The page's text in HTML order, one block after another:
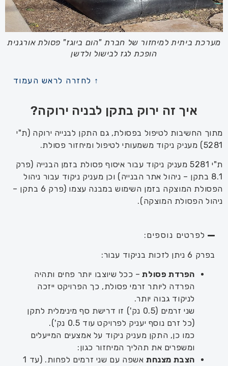
מערכת ביתית למיחזור של חברת "הום ביוגז" פסולת אורגנית
הופכת לגז לבישול ולדשן
↑ לחזרה לראש העמוד
איך זה ירוק בתקן לבניה ירוקה?
מתוך החשיבות לטיפול בפסולת, גם התקן לבנייה ירוקה (ת"י
5281) מעניק ניקוד משמעותי לטיפול ומיחזור פסולת.
ת"י 5281 מעניק ניקוד עבור איסוף פסולת בזמן הבנייה (פרק
8.1 בתקן – ניהול אתר הבנייה) וכן מעניק ניקוד עבור ניהול
הפסולת המוצקה בזמן השימוש במבנה עצמו (פרק 6 בתקן
–
ניהול הפסולת המוצקה ).
לפרטים נוספים:
בפרק 6 ניתן לזכות בניקוד עבור:
הפרדת פסולת – ככל שיוצבו יותר פחים ותהיה
הפרדה ליותר זרמי פסולת, כך הפרויקט ייזכה
לניקוד גבוה יותר.
שני זרמים (0.5 נק') זו דרישת סף מינימלית לתקן
(כל זרם נוסף יעניק לפרויקט עוד 0.5 נק').
כמו כן, התקן מעניק ניקוד על אמצעים המייעלים
ומשפרים את תהליך המיחזור כגון:
הצבת מצנחת
אשפה עם שני זרמים לפחות. (עד 1